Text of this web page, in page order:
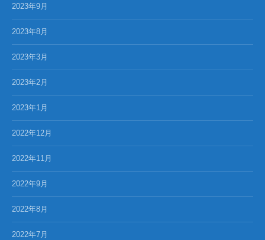
2023年9月
2023年8月
2023年3月
2023年2月
2023年1月
2022年12月
2022年11月
2022年9月
2022年8月
2022年7月